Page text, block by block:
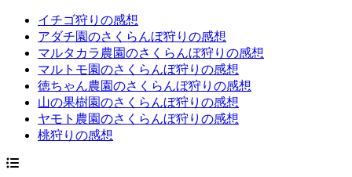
イチゴ狩りの感想
アダチ園のさくらんぼ狩りの感想
マルタカラ農園のさくらんぼ狩りの感想
マルトモ園のさくらんぼ狩りの感想
徳ちゃん農園のさくらんぼ狩りの感想
山の果樹園のさくらんぼ狩りの感想
ヤモト農園のさくらんぼ狩りの感想
桃狩りの感想